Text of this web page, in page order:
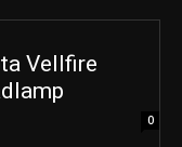
Vellfire
0